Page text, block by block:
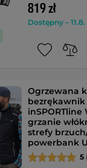
819 zł
Dostępny –
Ogrzewana
bezrękawnik
inSPORTline
grzanie
strefy
powerbank
5